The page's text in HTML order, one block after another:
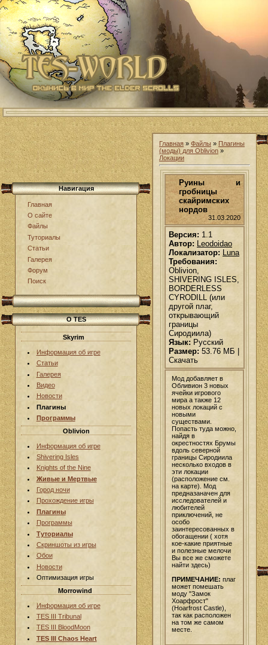
Навигация
Главная
О сайте
Файлы
Туториалы
Статьи
Галерея
Форум
Поиск
О TES
Skyrim
Информация об игре
Статьи
Галерея
Видео
Новости
Плагины
Программы
Oblivion
Информация об игре
Shivering Isles
Knights of the Nine
Живые и Мертвые
Город ночи
Прохождение игры
Плагины
Программы
Туториалы
Скриншоты из игры
Обои
Новости
Оптимизация игры
Morrowind
Информация об игре
TES III Tribunal
TES III BloodMoon
TES III Chaos Heart
Главная » Файлы » Плагины
(моды) для Oblivion »
Локации
Руины и
гробницы
скайримских
нордов
31.03.2020
Версия: 1.1
Автор: Leodoidao
Локализатор: Luna
Требования:
Oblivion,
SHIVERING ISLES,
BORDERLESS
CYRODILL (или
другой плаг,
открывающий
границы
Сиродиила)
Язык: Русский
Размер: 53.76 МБ |
Скачать
Мод добавляет в
Обливион 3 новых
ячейки игрового
мира а также 12
новых локаций с
новыми
существами.
Попасть туда можно,
найдя в
окрестностях Брумы
вдоль северной
границы Сиродиила
несколько входов в
эти локации
(расположение см.
на карте). Мод
предназаначен для
исследователей и
любителей
приключений, не
особо
заинтересованных в
обогащении ( хотя
кое-какие приятные
и полезные мелочи
Вы все же сможете
найти здесь)
ПРИМЕЧАНИЕ: плаг
может помешать
моду "Замок
Хоарфрост"
(Hoarfrost Castle),
так как расположен
на том же самом
месте.